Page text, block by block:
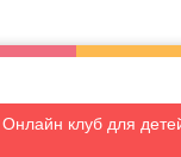
Онлайн клуб для